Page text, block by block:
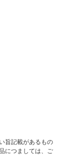
旨記載があるもの
につましては、ご